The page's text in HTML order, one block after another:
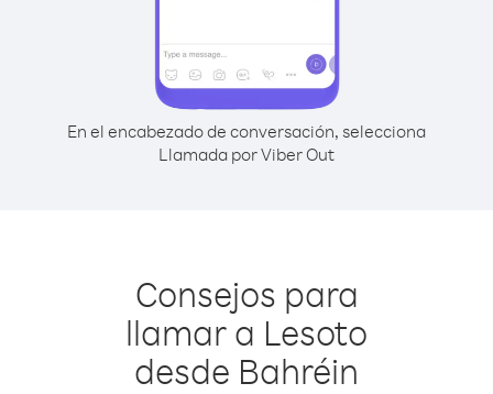
En el encabezado de conversación, selecciona
Llamada por Viber Out
Consejos para
llamar a Lesoto
desde Bahréin